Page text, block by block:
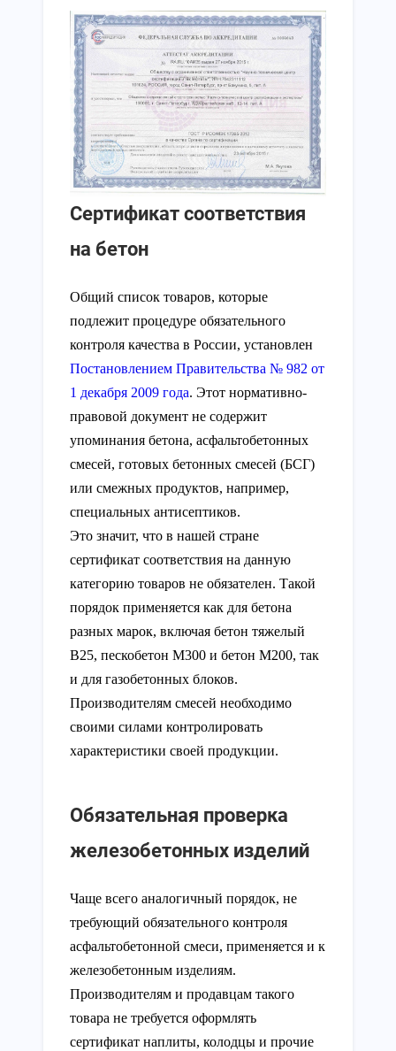
Сертификат соответствия
на бетон
Общий список товаров, которые
подлежит процедуре обязательного
контроля качества в России, установлен
Постановлением Правительства № 982 от
1 декабря 2009 года. Этот нормативно-
правовой документ не содержит
упоминания бетона, асфальтобетонных
смесей, готовых бетонных смесей (БСГ)
или смежных продуктов, например,
специальных антисептиков.
Это значит, что в нашей стране
сертификат соответствия на данную
категорию товаров не обязателен. Такой
порядок применяется как для бетона
разных марок, включая бетон тяжелый
В25, пескобетон М300 и бетон М200, так
и для газобетонных блоков.
Производителям смесей необходимо
своими силами контролировать
характеристики своей продукции.
Обязательная проверка
железобетонных изделий
Чаще всего аналогичный порядок, не
требующий обязательного контроля
асфальтобетонной смеси, применяется и к
железобетонным изделиям.
Производителям и продавцам такого
товара не требуется оформлять
сертификат наплиты, колодцы и прочие